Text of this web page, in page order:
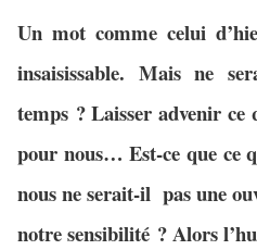
Un mot comme celui
insaisissable. Mais ne
temps ? Laisser advenir ce
pour nous… Est-ce que ce
nous ne serait-il pas une
notre sensibilité ? Alors